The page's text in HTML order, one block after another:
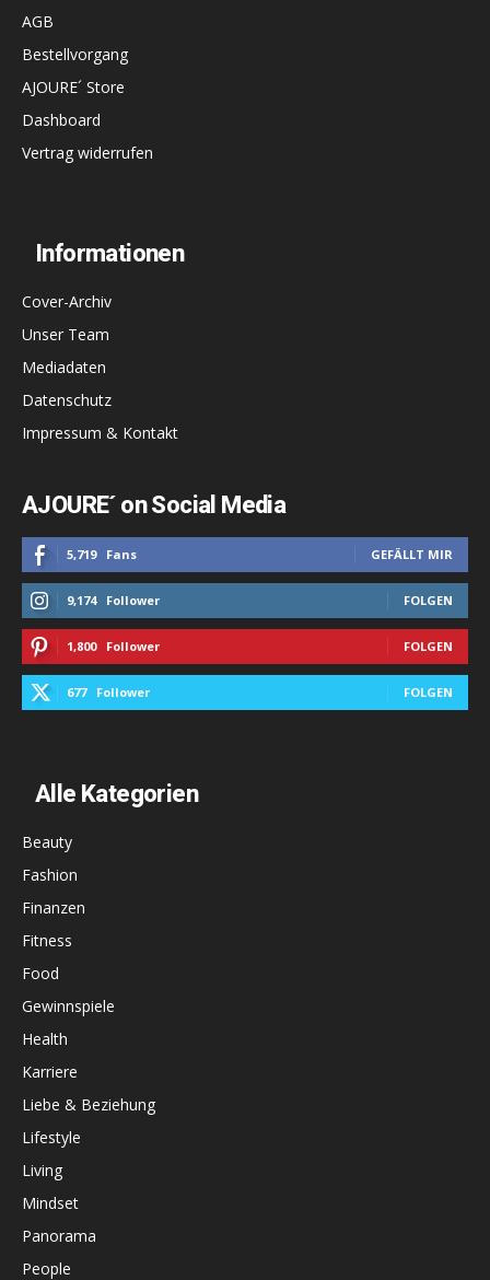
AGB
Bestellvorgang
AJOURE´ Store
Dashboard
Vertrag widerrufen
Informationen
Cover-Archiv
Unser Team
Mediadaten
Datenschutz
Impressum & Kontakt
AJOURE´ on Social Media
5,719 Fans GEFÄLLT MIR
9,174 Follower FOLGEN
1,800 Follower FOLGEN
677 Follower FOLGEN
Alle Kategorien
Beauty
Fashion
Finanzen
Fitness
Food
Gewinnspiele
Health
Karriere
Liebe & Beziehung
Lifestyle
Living
Mindset
Panorama
People